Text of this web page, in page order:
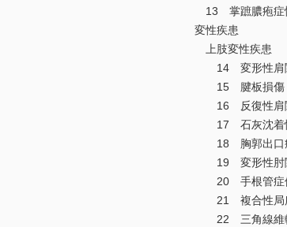
13 掌蹠膿疱症性
変性疾患
上肢変性疾患
14 変形性肩関
15 腱板損傷
16 反復性肩関
17 石灰沈着性
18 胸郭出口症
19 変形性肘関
20 手根管症候
21 複合性局所
22 三角線維軟